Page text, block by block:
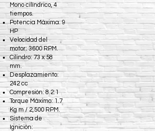
Mono cilíndrico, 4
tiempos.
Potencia Máxima: 9
HP
Velocidad del
motor: 3600 RPM.
Cilindro: 73 x 58
mm.
Desplazamiento:
242 cc
Compresión: 8.2:1
Torque Máximo: 1.7
Kg m / 2,500 RPM.
Sistema de
Ignición: